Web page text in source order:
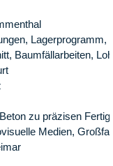
Lagerprogramm,
Baumfällarbeiten,
zu präzisen
Medien,